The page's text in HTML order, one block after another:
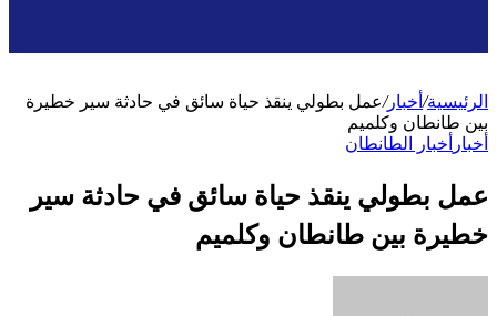
الرئيسية/ أخبار/عمل بطولي ينقذ حياة سائق في حادثة سير خطيرة
بين طانطان وكلميم
أخبار أخبار الطانطان
عمل بطولي ينقذ حياة سائق في حادثة سير
خطيرة بين طانطان وكلميم